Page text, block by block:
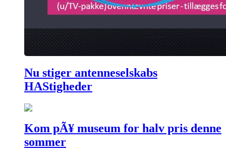
Nu stiger antenneselskabs
HAStigheder
Kom pÃ¥ museum for halv pris denne
sommer